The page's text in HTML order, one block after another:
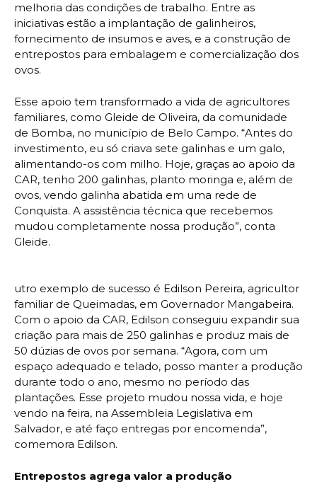
melhoria das condições de trabalho. Entre as
iniciativas estão a implantação de galinheiros,
fornecimento de insumos e aves, e a construção de
entrepostos para embalagem e comercialização dos
ovos.
Esse apoio tem transformado a vida de agricultores
familiares, como Gleide de Oliveira, da comunidade
de Bomba, no município de Belo Campo. “Antes do
investimento, eu só criava sete galinhas e um galo,
alimentando-os com milho. Hoje, graças ao apoio da
CAR, tenho 200 galinhas, planto moringa e, além de
ovos, vendo galinha abatida em uma rede de
Conquista. A assistência técnica que recebemos
mudou completamente nossa produção”, conta
Gleide.
utro exemplo de sucesso é Edilson Pereira, agricultor
familiar de Queimadas, em Governador Mangabeira.
Com o apoio da CAR, Edilson conseguiu expandir sua
criação para mais de 250 galinhas e produz mais de
50 dúzias de ovos por semana. “Agora, com um
espaço adequado e telado, posso manter a produção
durante todo o ano, mesmo no período das
plantações. Esse projeto mudou nossa vida, e hoje
vendo na feira, na Assembleia Legislativa em
Salvador, e até faço entregas por encomenda”,
comemora Edilson.
Entrepostos agrega valor a produção